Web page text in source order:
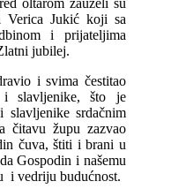
Verica Jukić koji sa
i prijateljima
jubilej.
i svima čestitao
slavljenike, što je
srdačnim
čitavu župu zazvao
čuva, štiti i brani u
Gospodin i našemu
i vedriju budućnost.